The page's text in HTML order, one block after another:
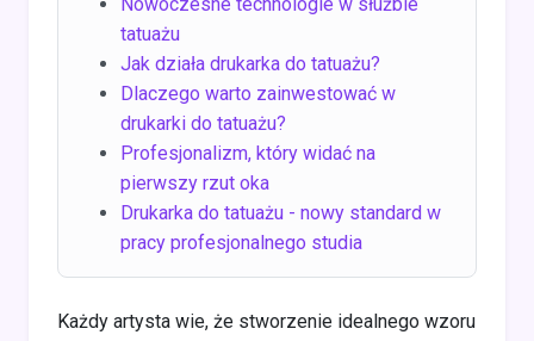
tatuażu
Jak działa drukarka do tatuażu?
Dlaczego warto zainwestować w
drukarki do tatuażu?
Profesjonalizm, który widać na
pierwszy rzut oka
Drukarka do tatuażu - nowy standard w
pracy profesjonalnego studia
Każdy artysta wie, że stworzenie idealnego wzoru